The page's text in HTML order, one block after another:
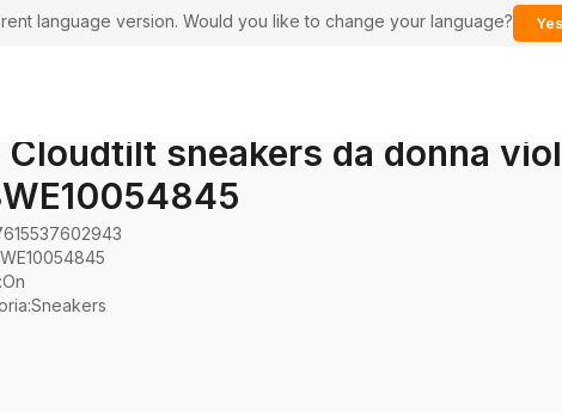
language version. Would you like to change your language?
Cloudtilt sneakers da donna
:On
:Sneakers